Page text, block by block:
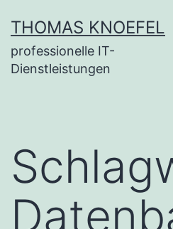
Inhalt
springen
THOMAS KNOEFEL
professionelle IT-
Dienstleistungen